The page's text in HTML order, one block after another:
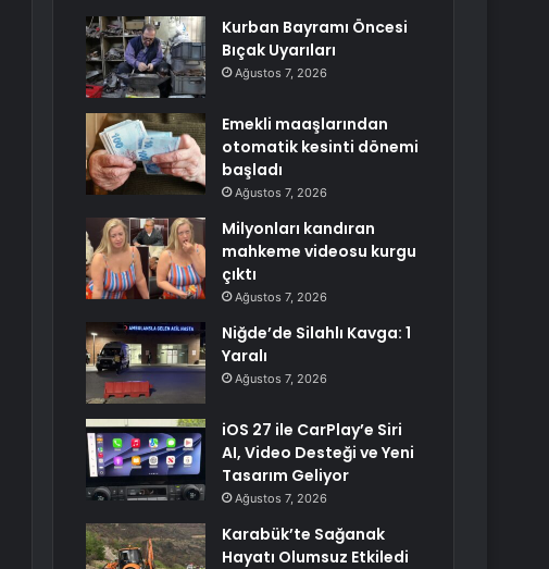
Kurban Bayramı Öncesi
Bıçak Uyarıları
Ağustos 7, 2026
Emekli maaşlarından
otomatik kesinti dönemi
başladı
Ağustos 7, 2026
Milyonları kandıran
mahkeme videosu kurgu
çıktı
Ağustos 7, 2026
Niğde’de Silahlı Kavga: 1
Yaralı
Ağustos 7, 2026
iOS 27 ile CarPlay’e Siri
AI, Video Desteği ve Yeni
Tasarım Geliyor
Ağustos 7, 2026
Karabük’te Sağanak
Hayatı Olumsuz Etkiledi